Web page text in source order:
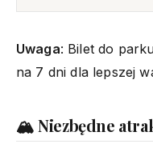
Uwaga: Bilet do
na 7 dni dla lepszej
🏔️ Niezbędne